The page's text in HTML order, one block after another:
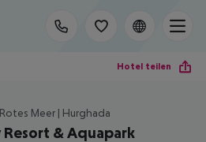
Hotel teilen
Meer | Hurghada
Resort & Aquapark